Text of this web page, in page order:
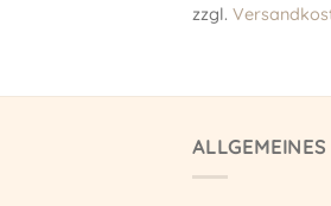
zzgl.
ALLGEMEINES